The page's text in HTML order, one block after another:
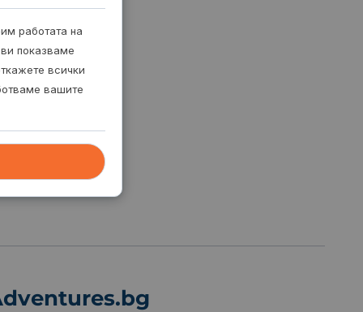
работата на
показваме
всички
вашите